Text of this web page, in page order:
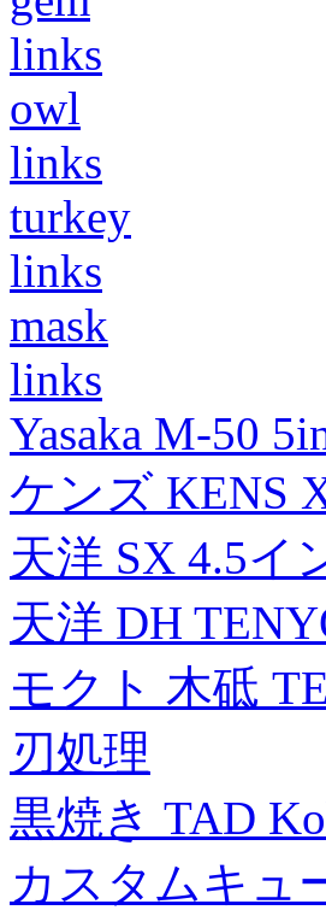
links
owl
links
turkey
links
mask
links
Yasaka M-50
ケンズ KENS
天洋 SX 4.5イ
天洋 DH
モクト 木砥
刃処理
黒焼き TAD
カスタムキュ